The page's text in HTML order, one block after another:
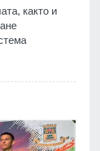
както и